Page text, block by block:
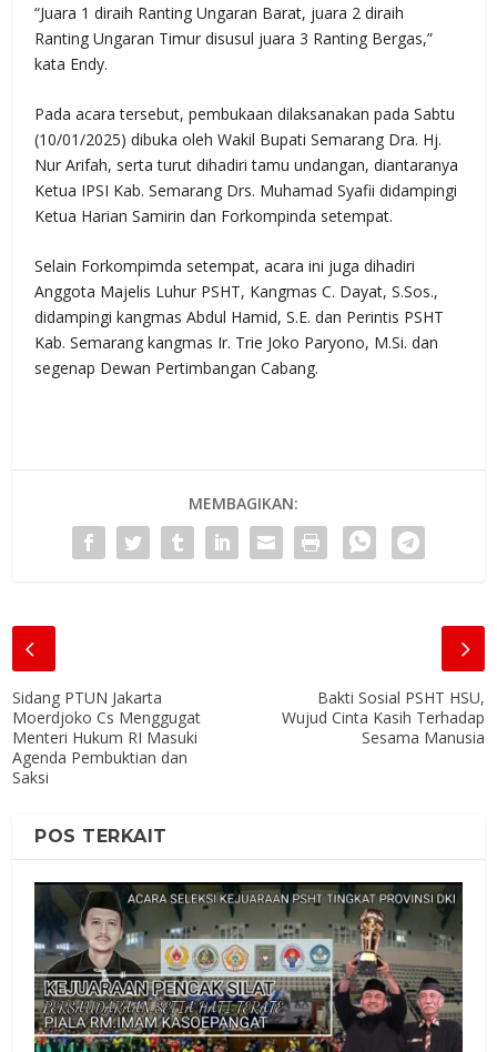
“Juara 1 diraih Ranting Ungaran Barat, juara 2 diraih
Ranting Ungaran Timur disusul juara 3 Ranting Bergas,”
kata Endy.
Pada acara tersebut, pembukaan dilaksanakan pada Sabtu
(10/01/2025) dibuka oleh Wakil Bupati Semarang Dra. Hj.
Nur Arifah, serta turut dihadiri tamu undangan, diantaranya
Ketua IPSI Kab. Semarang Drs. Muhamad Syafii didampingi
Ketua Harian Samirin dan Forkompinda setempat.
Selain Forkompimda setempat, acara ini juga dihadiri
Anggota Majelis Luhur PSHT, Kangmas C. Dayat, S.Sos.,
didampingi kangmas Abdul Hamid, S.E. dan Perintis PSHT
Kab. Semarang kangmas Ir. Trie Joko Paryono, M.Si. dan
segenap Dewan Pertimbangan Cabang.
MEMBAGIKAN:
Sidang PTUN Jakarta
Moerdjoko Cs Menggugat
Menteri Hukum RI Masuki
Agenda Pembuktian dan
Saksi
Bakti Sosial PSHT HSU,
Wujud Cinta Kasih Terhadap
Sesama Manusia
POS TERKAIT